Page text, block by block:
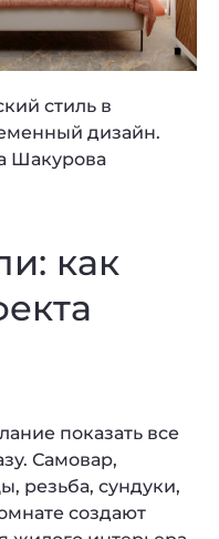
стиль в
дизайн.
Шакурова
как
показать все
Самовар,
резьба, сундуки,
создают